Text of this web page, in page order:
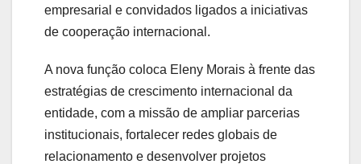
empresarial e convidados ligados a iniciativas
de cooperação internacional.
A nova função coloca Eleny Morais à frente das
estratégias de crescimento internacional da
entidade, com a missão de ampliar parcerias
institucionais, fortalecer redes globais de
relacionamento e desenvolver projetos